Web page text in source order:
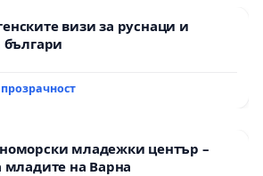
визи за руснаци и
българи
младежки център –
младите на Варна